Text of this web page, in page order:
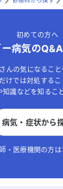
初めての方へ
病気の
んの気になるこ
けでは対処する
識などを知るこ
病気・症状から
・医療機関の方は